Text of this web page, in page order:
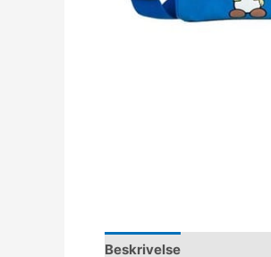
Beskrivelse